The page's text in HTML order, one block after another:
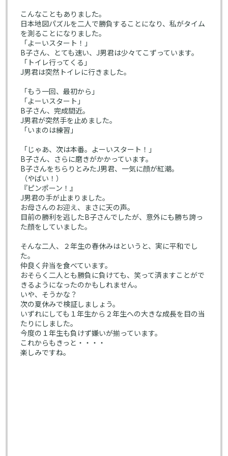
こんなこともありました。
日本地図パズルを二人で勝負することになり、私がタイム
を測ることになりました。
「よーいスタート！」
B子さん、とても速い、J男君は少々てこずっています。
「トイレ行ってくる」
J男君は突然トイレに行きました。
「もう一回、最初から」
「よーいスタート」
B子さん、完成間近。
J男君が突然手を止めました。
「いまのは練習」
「じゃあ、次は本番。よーいスタート！」
B子さん、さらに磨きがかかっています。
B子さんをちらりとみたJ男君、一気に顔が紅潮。
（やばい！）
『ピンポーン！』
J男君の手が止まりました。
お母さんのお迎え、まさに天の声。
目前の勝利を逃したB子さんでしたが、意外にも勝ち誇っ
た顔をしていました。
そんな二人、２年生の春休みはというと、実に平和でし
た。
仲良く弁当を食べています。
おそらく二人とも勝負に負けても、笑って済ますことがで
きるようになったのかもしれません。
いや、そうかな？
次の夏休みで検証しましょう。
いずれにしても１年生から２年生への大きな成長を目の当
たりにしました。
今度の１年生も負けず嫌いが揃っています。
これからもきっと・・・・
楽しみですね。